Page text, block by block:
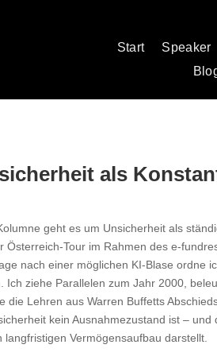
Start Speaker
als
geht es um Unsicherheit als
Österreich-Tour im Rahmen des e-
nach einer möglichen KI-Blase ordne
Ich ziehe Parallelen zum Jahr 2000,
die Lehren aus Warren Buffetts
kein Ausnahmezustand ist –
Vermögensaufbau darstellt.